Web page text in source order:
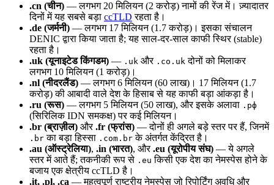
.cn (चीन) — लगभग 20 मिलियन (2 करोड़) नामों की रेंज में। ज़्यादातर
दिनों में यह सबसे बड़ा ccTLD रहता है।
.de (जर्मनी) — लगभग 17 मिलियन (1.7 करोड़)। इसका संचालन
DENIC द्वारा किया जाता है; यह साल-दर-साल काफी स्थिर (stable)
रहता है।
.uk (यूनाइटेड किंगडम) — .uk और .co.uk दोनों को मिलाकर
लगभग 10 मिलियन (1 करोड़)।
.nl (नीदरलैंड) — लगभग 6 मिलियन (60 लाख)। 17 मिलियन (1.7
करोड़) की आबादी वाले देश के हिसाब से यह काफी बड़ा आंकड़ा है।
.ru (रूस) — लगभग 5 मिलियन (50 लाख), और इसके अलावा .рф
(सिरिलिक IDN समकक्ष) पर कई मिलियन।
.br (ब्राज़ील) और.fr (फ्रांस) — दोनों ही अगले बड़े स्तर पर हैं, जिनमें
.br का बड़ा हिस्सा .com.br के अंतर्गत केंद्रित है।
.au (ऑस्ट्रेलिया), .in (भारत), और.eu (यूरोपीय संघ) — ये अगले
स्तर में आते हैं; तकनीकी रूप से .eu किसी एक देश का नेमस्पेस होने के
बजाय एक क्षेत्रीय ccTLD है।
.it, .pl, .ca — महत्वपूर्ण राष्ट्रीय नेमस्पेस जो रिपोर्टिंग अवधि और